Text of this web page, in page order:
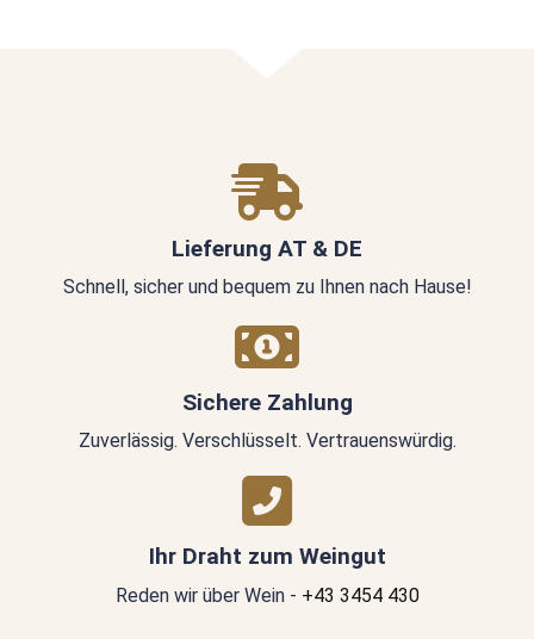
Lieferung AT & DE
Schnell, sicher und bequem zu Ihnen nach Hause!
Sichere Zahlung
Zuverlässig. Verschlüsselt. Vertrauenswürdig.
Ihr Draht zum Weingut
Reden wir über Wein - +43 3454 430